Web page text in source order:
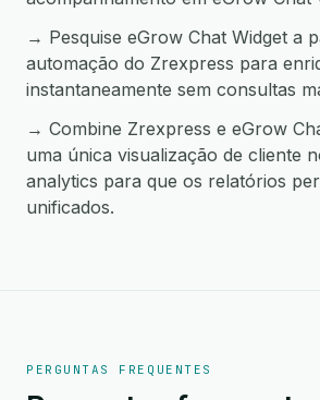
→ Pesquise eGrow Chat Widget a
automação do Zrexpress para
instantaneamente sem consultas
→ Combine Zrexpress e eGrow
uma única visualização de cliente
analytics para que os relatórios
unificados.
PERGUNTAS FREQUENTES